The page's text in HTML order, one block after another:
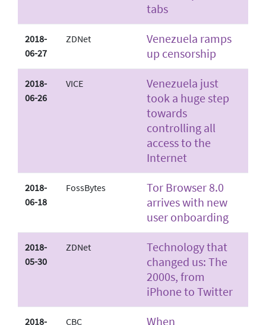
tabs
2018-
06-27
ZDNet
Venezuela ramps
up censorship
2018-
06-26
VICE
Venezuela just
took a huge step
towards
controlling all
access to the
Internet
2018-
06-18
FossBytes
Tor Browser 8.0
arrives with new
user onboarding
2018-
05-30
ZDNet
Technology that
changed us: The
2000s, from
iPhone to Twitter
2018-
CBC
When